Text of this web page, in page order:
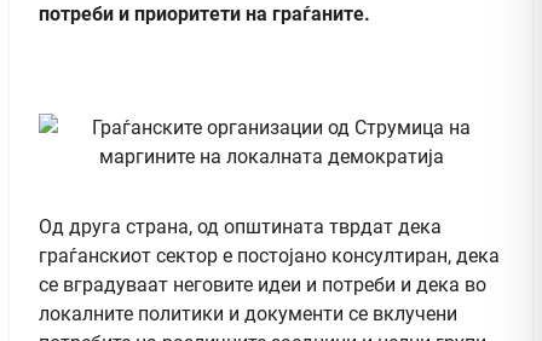
потреби и приоритети на граѓаните.
Од друга страна, од општината тврдат дека
граѓанскиот сектор е постојано консултиран, дека
се вградуваат неговите идеи и потреби и дека во
локалните политики и документи се вклучени